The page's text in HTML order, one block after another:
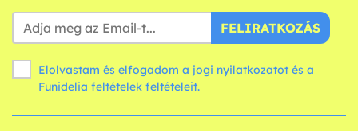
FELIRATKOZÁS
Elolvastam és elfogadom a jogi nyilatkozatot és a
Funidelia feltételek feltételeit.